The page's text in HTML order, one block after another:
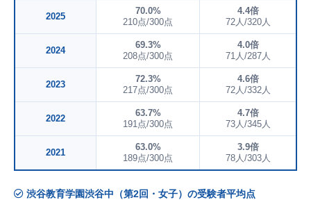
2025
70.0%
210点/300点
4.4倍
72人/320人
2024
69.3%
208点/300点
4.0倍
71人/287人
2023
72.3%
217点/300点
4.6倍
72人/332人
2022
63.7%
191点/300点
4.7倍
73人/345人
2021
63.0%
189点/300点
3.9倍
78人/303人
渋谷教育学園渋谷中（第2回・女子）の受験者平均点